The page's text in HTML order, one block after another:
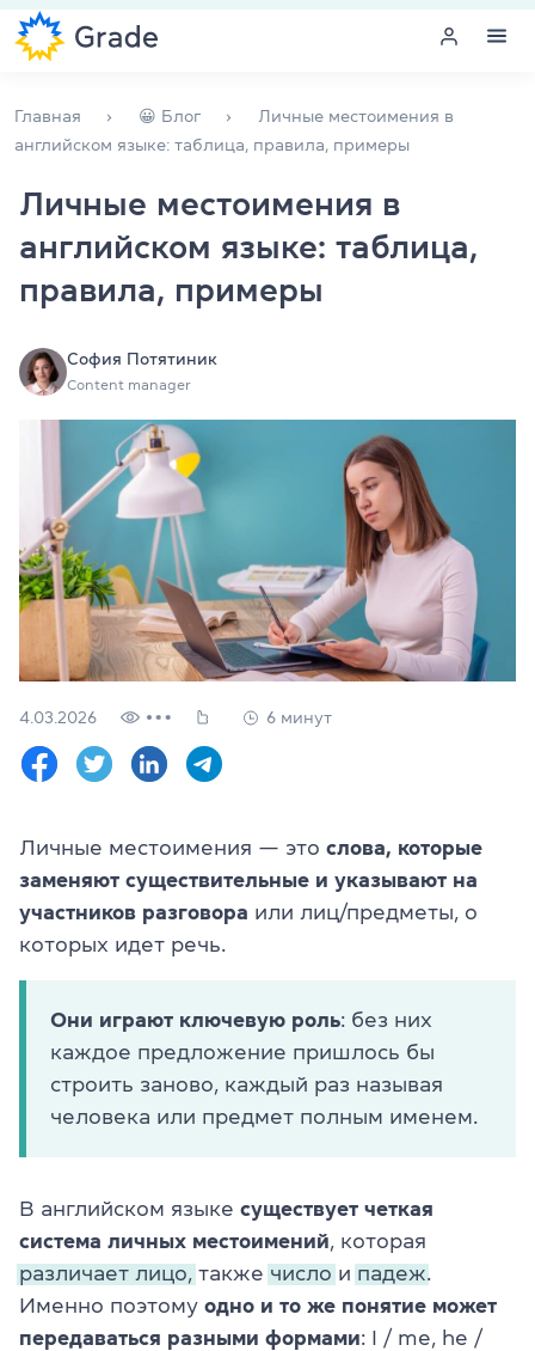
Обучение для преподавателей
Английский для компаний
Подготовка к экзаменам
Больше о нас
Проверитьсвойуровень
Оставить заявку
Язык сайта
(063) 580 11 00
(098) 580 11 00
г. Киев, метро Золотые Ворота, ул. Ярославов Вал, 13/2-б,
Главная 😀 Блог
Личные местоимения в
английском языке: таблица, правила, примеры
Личные местоимения в
английском языке: таблица,
правила, примеры
София Потятиник
Content manager
4.03.2026 6 минут
Личные местоимения — это слова, которые
заменяют существительные и указывают на
участников разговора или лиц/предметы, о
которых идет речь.
Они играют ключевую роль: без них
каждое предложение пришлось бы
строить заново, каждый раз называя
человека или предмет полным именем.
В английском языке существует четкая
система личных местоимений , которая
различает лицо, также число и падеж.
Именно поэтому одно и то же понятие может
передаваться разными формами: I / me, he /